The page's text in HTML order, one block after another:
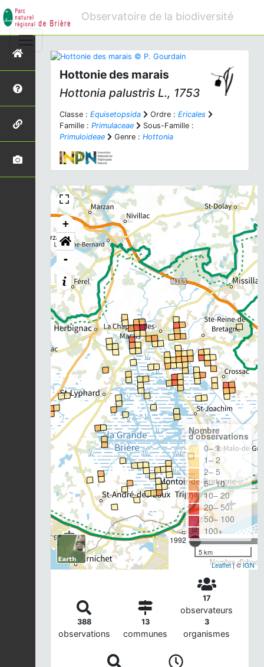
Observatoire de la biodiversité
Hottonie des marais
Hottonia palustris L., 1753
Classe : Equisetopsida Ordre : Ericales
Famille : Primulaceae
Sous-Famille :
Primuloideae
Genre : Hottonia
+
-
1992
Nombre
Nombre
d'observations
0– 1
1– 2
2– 5
5– 10
10– 20
20– 50
50– 100
100+
5 km
Leaflet| ©IGN
388
observations
13
communes
17
observateurs
3
organismes